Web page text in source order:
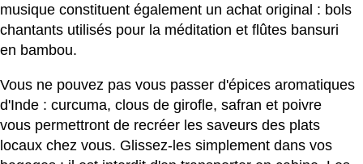
musique constituent également un achat original : bols
chantants utilisés pour la méditation et flûtes bansuri
en bambou.
Vous ne pouvez pas vous passer d'épices aromatiques
d'Inde : curcuma, clous de girofle, safran et poivre
vous permettront de recréer les saveurs des plats
locaux chez vous. Glissez-les simplement dans vos